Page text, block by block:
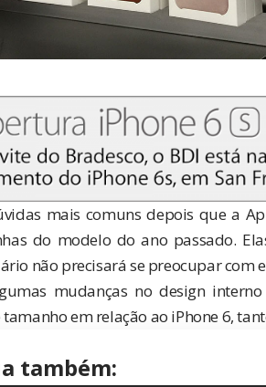
mais comuns depois que a
do modelo do ano passado.
não precisará se preocupar com
mudanças no design
em relação ao iPhone 6,
também: